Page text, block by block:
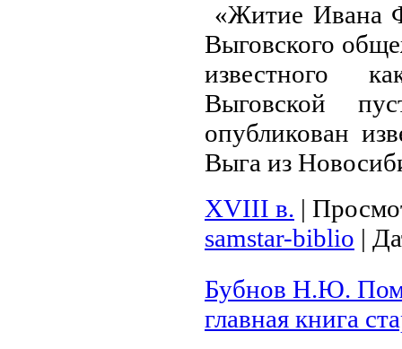
«Житие Ивана
Выговского
известного
Выговской
опубликован
Выга из
XVIII в. |
samstar-biblio |
Бубнов Н.Ю.
главная книга